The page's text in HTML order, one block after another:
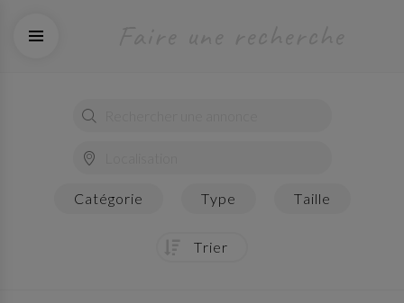
catégorie type taille
trier